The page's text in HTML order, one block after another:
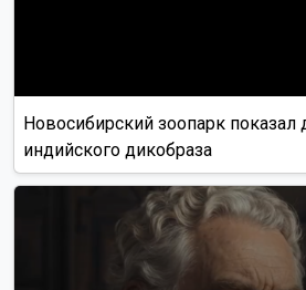
Новосибирский зоопарк
индийского дикобраза